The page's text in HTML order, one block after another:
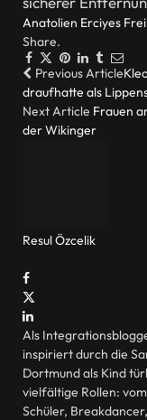
Anatolien Erciyes
Share.
Facebook
TwitterPinterestLinkedIn
Tumblr
Email
Previous Article
draufhatte als
Next Article Frauen
der Wikinger
Resul Özcelik
Facebook
LinkedIn
Als
inspiriert durch die
Dortmund als Kind
vielfältige Rollen:
Schüler,